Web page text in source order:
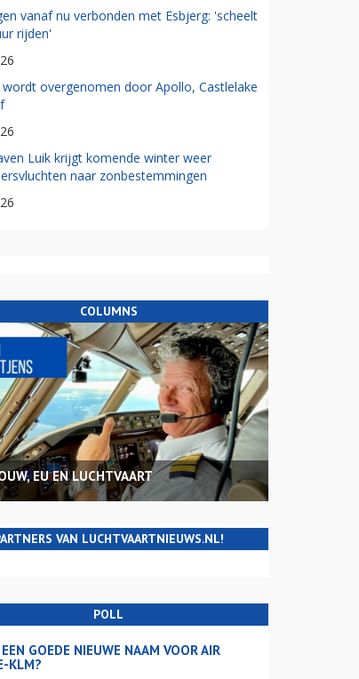
vanaf nu verbonden met Esbjerg: 'scheelt
rijden'
wordt overgenomen door Apollo, Castlelake
Luik krijgt komende winter weer
naar zonbestemmingen
COLUMNS
EU EN LUCHTVAART
VAN LUCHTVAARTNIEUWS.NL!
POLL
GOEDE NIEUWE NAAM VOOR AIR
KLM?